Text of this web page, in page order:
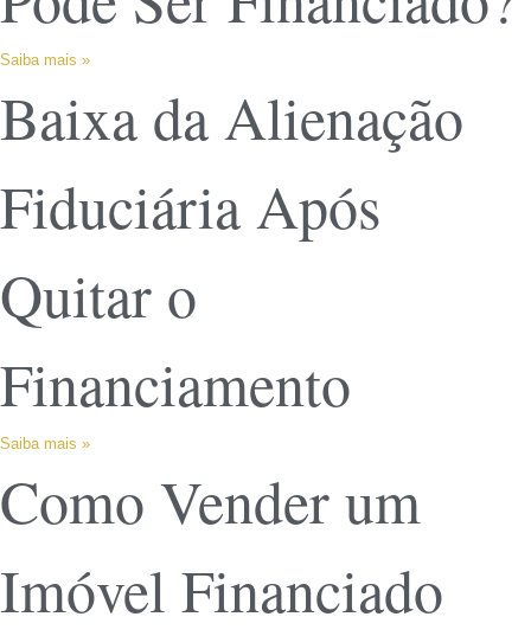
Saiba mais »
Baixa da Alienação
Fiduciária Após
Quitar o
Financiamento
Saiba mais »
Como Vender um
Imóvel Financiado